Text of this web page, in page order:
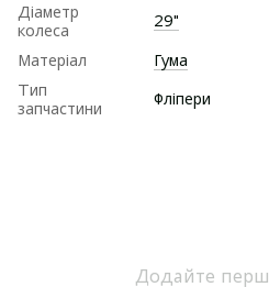
Діаметр
колеса
29"
Матеріал
Гума
Тип
запчастини
Фліпери
Додайте